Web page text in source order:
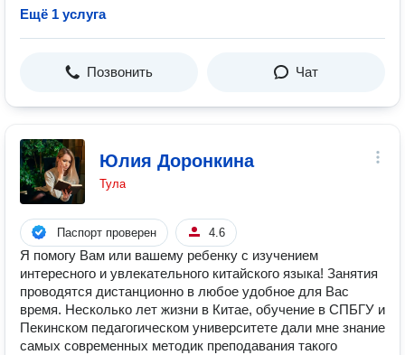
Ещё 1 услуга
Позвонить Чат
Юлия Доронкина
Тула
Паспорт проверен 4.6
Я помогу Вам или вашему ребенку с изучением
интересного и увлекательного китайского языка! Занятия
проводятся дистанционно в любое удобное для Вас
время. Несколько лет жизни в Китае, обучение в СПБГУ и
Пекинском педагогическом университете дали мне знание
самых современных методик преподавания такого